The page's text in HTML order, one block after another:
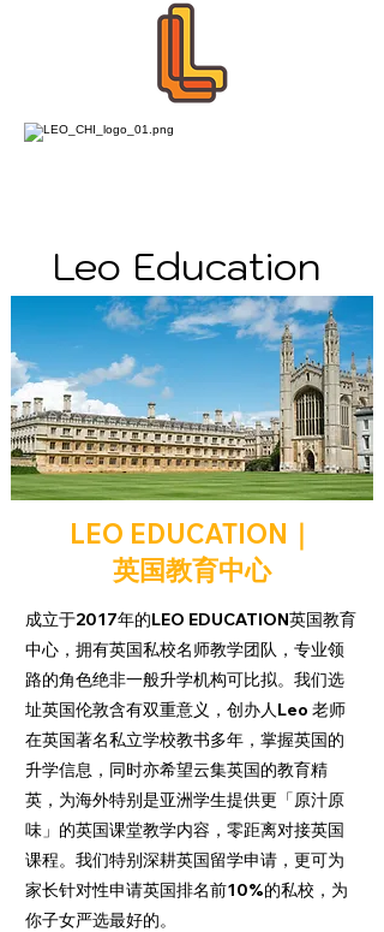
Leo Education
LEO EDUCATION｜
英国教育中心
成立于2017年的LEO EDUCATION英国教育
中心，拥有英国私校名师教学团队，专业领
路的角色绝非一般升学机构可比拟。我们选
址英国伦敦含有双重意义，创办人Leo 老师
在英国著名私立学校教书多年，掌握英国的
升学信息，同时亦希望云集英国的教育精
英，为海外特别是亚洲学生提供更「原汁原
味」的英国课堂教学内容，零距离对接英国
课程。我们特别深耕英国留学申请，更可为
家长针对性申请英国排名前10%的私校，为
你子女严选最好的。